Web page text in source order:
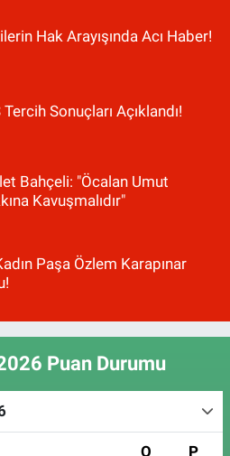
Hak Arayışında Acı Haber!
Tercih Sonuçları Açıklandı!
Bahçeli: "Öcalan Umut
Kavuşmalıdır"
Paşa Özlem Karapınar
Puan Durumu
O P